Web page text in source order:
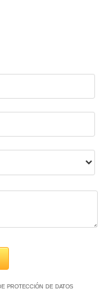
protección de datos